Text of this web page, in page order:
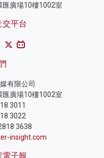
匯廣場10樓1002室
平台
有限公司
匯廣場10樓1002室
3011
3022
3638
insight.com
子報